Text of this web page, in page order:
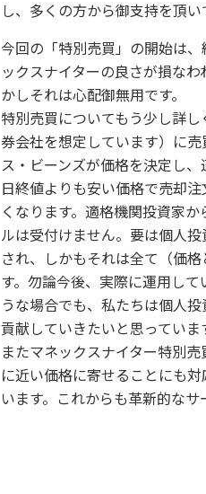
し、多くの方から御支持を頂い
今回の「特別売買」の開始は
ックスナイターの良さが損な
かしそれは心配御無用です。
特別売買についてもう少し詳
券会社を想定しています）に
ス・ビーンズが価格を決定し
日終値よりも安い価格で売却
くなります。適格機関投資家
ルは受付けません。要は個人
され、しかもそれは全て（価
す。勿論今後、実際に運用し
うな場合でも、私たちは個人
貢献していきたいと思っていま
またマネックスナイター特別
に近い価格に寄せることにも
います。これからも革新的な